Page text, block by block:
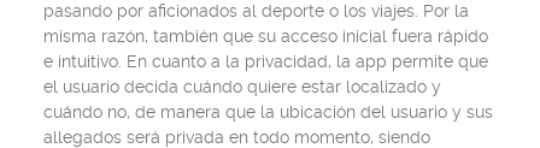
pasando por aficionados al deporte o los viajes. Por la
misma razón, también que su acceso inicial fuera rápido
e intuitivo. En cuanto a la privacidad, la app permite que
el usuario decida cuándo quiere estar localizado y
cuándo no, de manera que la ubicación del usuario y sus
allegados será privada en todo momento, siendo